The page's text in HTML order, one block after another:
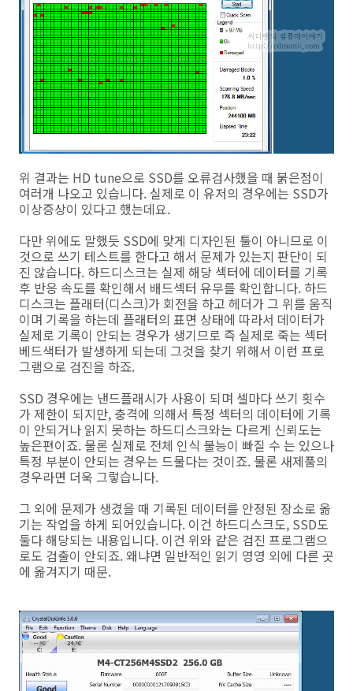
위 결과는 HD tune으로 SSD를 오류검사했을 때 붉은점이
여러개 나오고 있습니다. 실제로 이 유저의 경우에는 SSD가
이상증상이 있다고 했는데요.
다만 위에도 말했듯 SSD에 맞게 디자인된 툴이 아니므로 이
것으로 쓰기 테스트를 한다고 해서 문제가 있는지 판단이 되
진 않습니다. 하드디스크는 실제 해당 섹터에 데이터를 기록
후 반응 속도를 확인해서 배드섹터 유무를 확인합니다. 하드
디스크는 플래터(디스크)가 회전을 하고 헤더가 그 위를 움직
이며 기록을 하는데 플래터의 표면 상태에 따라서 데이터가
실제로 기록이 안되는 경우가 생기므로 즉 실제로 죽는 섹터
베드색터가 발생하게 되는데 그것을 찾기 위해서 이런 프로
그램으로 검진을 하죠.
SSD 경우에는 낸드플래시가 사용이 되며 셀마다 쓰기 횟수
가 제한이 되지만, 충격에 의해서 특정 섹터의 데이터에 기록
이 안되거나 읽지 못하는 하드디스크와는 다르게 신뢰도는
높은편이죠. 물론 실제로 전체 인식 불능이 빠질 수 는 있으나
특정 부분이 안되는 경우는 드물다는 것이죠. 물론 새제품의
경우라면 더욱 그렇습니다.
그 외에 문제가 생겼을 때 기록된 데이터를 안정된 장소로 옮
기는 작업을 하게 되어있습니다. 이건 하드디스크도, SSD도
둘다 해당되는 내용입니다. 이건 위와 같은 검진 프로그램으
로도 검출이 안되죠. 왜냐면 일반적인 읽기 영영 외에 다른 곳
에 옮겨지기 때문.